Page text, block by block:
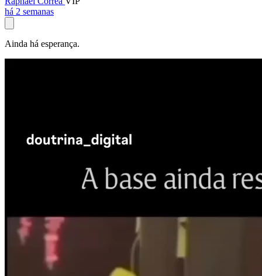
há 2 semanas
Ainda há esperança.